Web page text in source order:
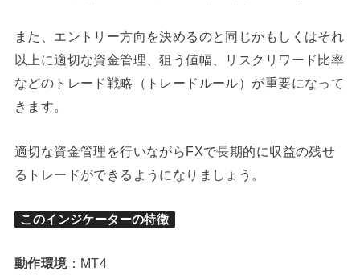
また、エントリー方向を決めるのと同じかもしくはそれ
以上に適切な資金管理、狙う値幅、リスクリワード比率
などのトレード戦略（トレードルール）が重要になって
きます。
適切な資金管理を行いながらFXで長期的に収益の残せ
るトレードができるようになりましょう。
このインジケーターの特徴
動作環境：MT4